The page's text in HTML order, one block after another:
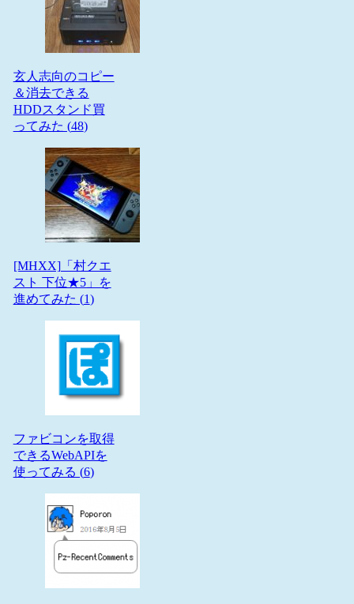
玄人志向のコピー
＆消去できる
HDDスタンド買
ってみた (48)
[MHXX]「村クエ
スト 下位★5」を
進めてみた (1)
ファビコンを取得
できるWebAPIを
使ってみる (6)